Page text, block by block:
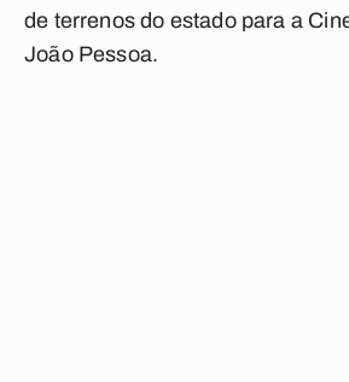
de terrenos do estado para a
João Pessoa.